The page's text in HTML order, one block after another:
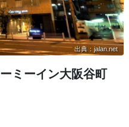
出典：jalan.net
ミーイン大阪谷町